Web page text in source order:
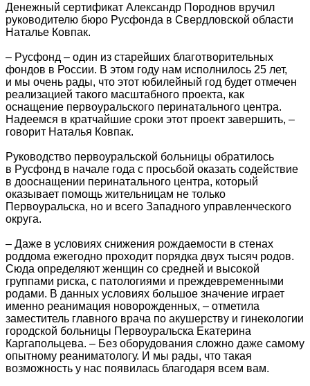
Денежный сертификат Александр Породнов вручил
руководителю бюро Русфонда в Свердловской области
Наталье Ковпак.
– Русфонд – один из старейших благотворительных
фондов в России. В этом году нам исполнилось 25 лет,
и мы очень рады, что этот юбилейный год будет отмечен
реализацией такого масштабного проекта, как
оснащение первоуральского перинатального центра.
Надеемся в кратчайшие сроки этот проект завершить, –
говорит Наталья Ковпак.
Руководство первоуральской больницы обратилось
в Русфонд в начале года с просьбой оказать содействие
в дооснащении перинатального центра, который
оказывает помощь жительницам не только
Первоуральска, но и всего Западного управленческого
округа.
– Даже в условиях снижения рождаемости в стенах
роддома ежегодно проходит порядка двух тысяч родов.
Сюда определяют женщин со средней и высокой
группами риска, с патологиями и преждевременными
родами. В данных условиях большое значение играет
именно реанимация новорожденных, – отметила
заместитель главного врача по акушерству и гинекологии
городской больницы Первоуральска Екатерина
Каргапольцева. – Без оборудования сложно даже самому
опытному реаниматологу. И мы рады, что такая
возможность у нас появилась благодаря всем вам.